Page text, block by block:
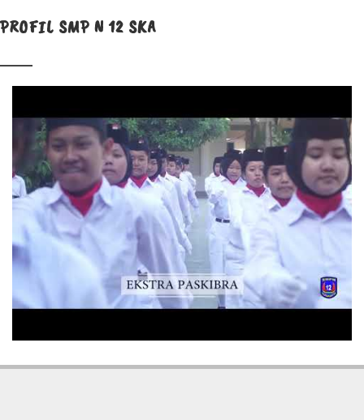
PROFIL SMP N 12 SKA